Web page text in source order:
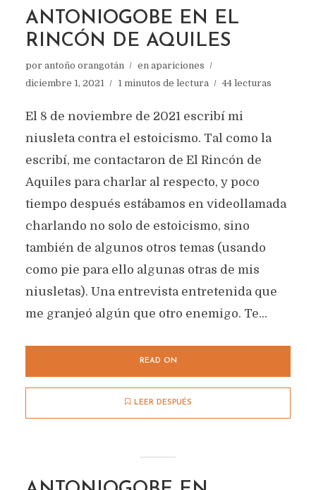
ANTONIOGOBE EN EL
RINCÓN DE AQUILES
por antoño orangotán en apariciones
diciembre 1, 2021
1 minutos de lectura 44 lecturas
El 8 de noviembre de 2021 escribí mi
niusleta contra el estoicismo. Tal como la
escribí, me contactaron de El Rincón de
Aquiles para charlar al respecto, y poco
tiempo después estábamos en videollamada
charlando no solo de estoicismo, sino
también de algunos otros temas (usando
como pie para ello algunas otras de mis
niusletas). Una entrevista entretenida que
me granjeó algún que otro enemigo. Te...
READ ON
LEER DESPUÉS